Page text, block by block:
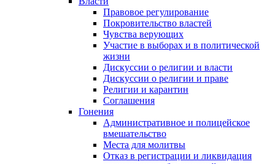
Правовое регулирование
Покровительство властей
Чувства верующих
Участие в выборах и в политической
жизни
Дискуссии о религии и власти
Дискуссии о религии и праве
Религии и карантин
Соглашения
Гонения
Административное и полицейское
вмешательство
Места для молитвы
Отказ в регистрации и ликвидация